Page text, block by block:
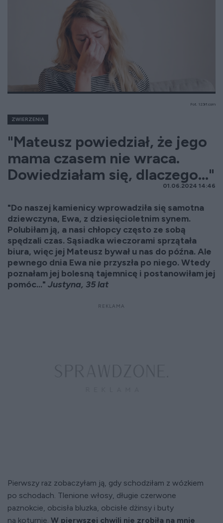
Fot. 123rf.com
ZWIERZENIA
"Mateusz powiedział, że jego
mama czasem nie wraca.
Dowiedziałam się, dlaczego..."
01.06.2024 14:46
"Do naszej kamienicy wprowadziła się samotna
dziewczyna, Ewa, z dziesięcioletnim synem.
Polubiłam ją, a nasi chłopcy często ze sobą
spędzali czas. Sąsiadka wieczorami sprzątała
biura, więc jej Mateusz bywał u nas do późna. Ale
pewnego dnia Ewa nie przyszła po niego. Wtedy
poznałam jej bolesną tajemnicę i postanowiłam jej
pomóc..." Justyna, 35 lat
Pierwszy raz zobaczyłam ją, gdy schodziłam z wózkiem
po schodach. Tlenione włosy, długie czerwone
paznokcie, obcisła bluzka, obcisłe dżinsy i buty
na koturnie. W pierwszej chwili nie zrobiła na mnie